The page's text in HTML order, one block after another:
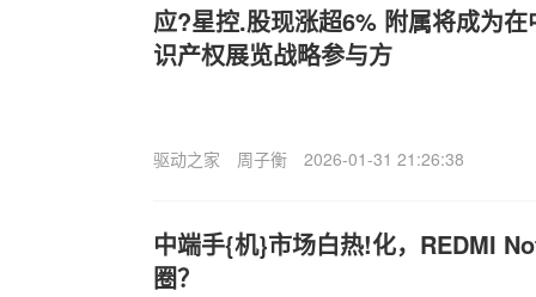
应?星控.股现涨超6% 附属将成为
识产权展览战略参与方
驱动之家 周子衡 2026-01-31 21:26:38
中端手{机}市场白热!化，REDMI
圈？